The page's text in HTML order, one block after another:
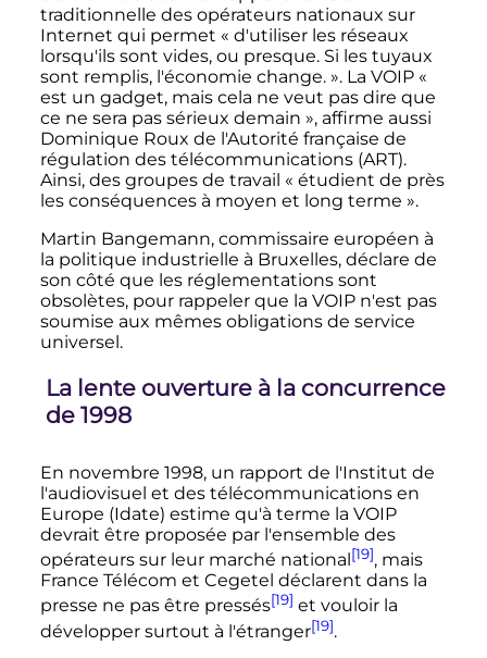
traditionnelle des opérateurs nationaux sur
Internet qui permet « d'utiliser les réseaux
lorsqu'ils sont vides, ou presque. Si les tuyaux
sont remplis, l'économie change. ». La VOIP «
est un gadget, mais cela ne veut pas dire que
ce ne sera pas sérieux demain », affirme aussi
Dominique Roux de l'Autorité française de
régulation des télécommunications (ART).
Ainsi, des groupes de travail « étudient de près
les conséquences à moyen et long terme ».
Martin Bangemann, commissaire européen à
la politique industrielle à Bruxelles, déclare de
son côté que les réglementations sont
obsolètes, pour rappeler que la VOIP n'est pas
soumise aux mêmes obligations de service
universel.
La lente ouverture à la concurrence
de 1998
En novembre 1998, un rapport de l'Institut de
l'audiovisuel et des télécommunications en
Europe (Idate) estime qu'à terme la VOIP
devrait être proposée par l'ensemble des
opérateurs sur leur marché national [19], mais
France Télécom et Cegetel déclarent dans la
presse ne pas être pressés[19] et vouloir la
développer surtout à l'étranger[19].